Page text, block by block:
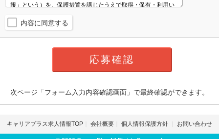
内容に同意する
次ページ「フォーム入力内容確認画面」で最終確認ができます。
キャリアプラス求人情報TOP 会社概要 個人情報保護方針 お問い合わせ